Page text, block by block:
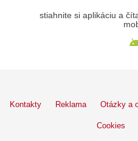
stiahnite si aplikáciu a
Kontakty Reklama Otázky a
Cookies